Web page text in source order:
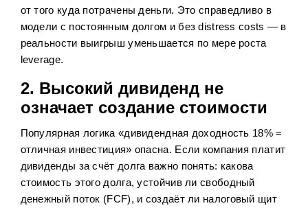
от того куда потрачены деньги. Это справедливо в
модели с постоянным долгом и без distress costs — в
реальности выигрыш уменьшается по мере роста
leverage.
2. Высокий дивиденд не
означает создание стоимости
Популярная логика «дивидендная доходность 18% =
отличная инвестиция» опасна. Если компания платит
дивиденды за счёт долга важно понять: какова
стоимость этого долга, устойчив ли свободный
денежный поток (FCF), и создаёт ли налоговый щит